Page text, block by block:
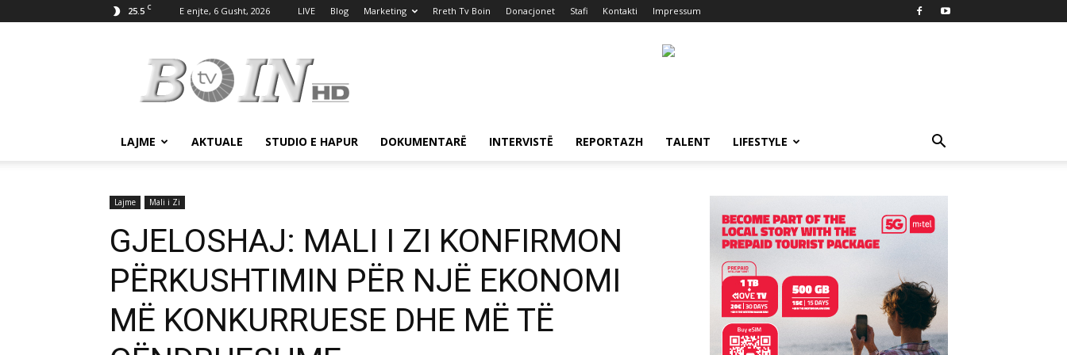
25.5 C E enjte, 6 Gusht, 2026 LIVE Blog Marketing Rreth Tv Boin Donacjonet Stafi Kontakti Impressum
Boin
LAJME AKTUALE STUDIO E HAPUR DOKUMENTARË INTERVISTË REPORTAZH TALENT LIFESTYLE
Lajme Mali i Zi
GJELOSHAJ: MALI I ZI KONFIRMON
PËRKUSHTIMIN PËR NJË EKONOMI
MË KONKURRUESE DHE MË TË